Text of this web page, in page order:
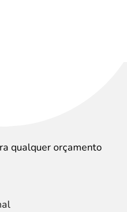
qualquer orçamento